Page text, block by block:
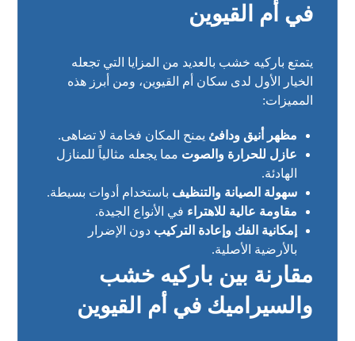
في أم القيوين
يتمتع باركيه خشب بالعديد من المزايا التي تجعله
الخيار الأول لدى سكان أم القيوين، ومن أبرز هذه
المميزات:
مظهر أنيق ودافئ يمنح المكان فخامة لا تضاهى.
عازل للحرارة والصوت مما يجعله مثالياً للمنازل
الهادئة.
سهولة الصيانة والتنظيف باستخدام أدوات بسيطة.
مقاومة عالية للاهتراء في الأنواع الجيدة.
إمكانية الفك وإعادة التركيب دون الإضرار
بالأرضية الأصلية.
مقارنة بين باركيه خشب
والسيراميك في أم القيوين